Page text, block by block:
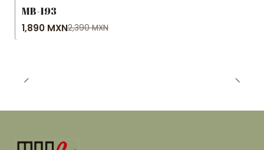
-21% OFF
MB-193
1,890 MXN2,390 MXN